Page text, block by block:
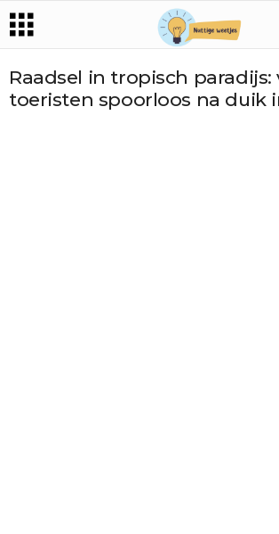
Raadsel in tropisch paradijs:
toeristen spoorloos na duik